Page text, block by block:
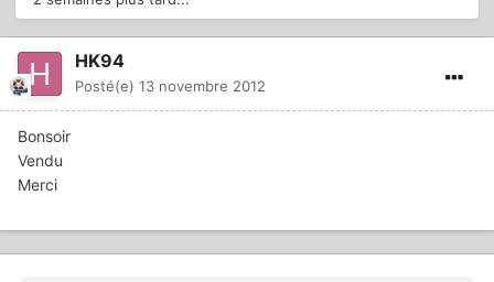
HK94
Posté(e) 13 novembre 2012
Bonsoir
Vendu
Merci